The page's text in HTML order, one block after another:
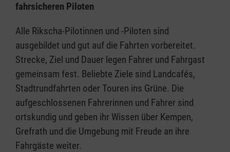
fahrsicheren Piloten
Alle Rikscha-Pilotinnen und -Piloten sind
ausgebildet und gut auf die Fahrten vorbereitet.
Strecke, Ziel und Dauer legen Fahrer und Fahrgast
gemeinsam fest. Beliebte Ziele sind Landcafés,
Stadtrundfahrten oder Touren ins Grüne. Die
aufgeschlossenen Fahrerinnen und Fahrer sind
ortskundig und geben ihr Wissen über Kempen,
Grefrath und die Umgebung mit Freude an ihre
Fahrgäste weiter.